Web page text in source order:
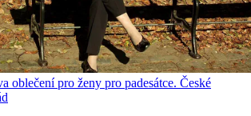
oblečení pro ženy pro padesátce. České